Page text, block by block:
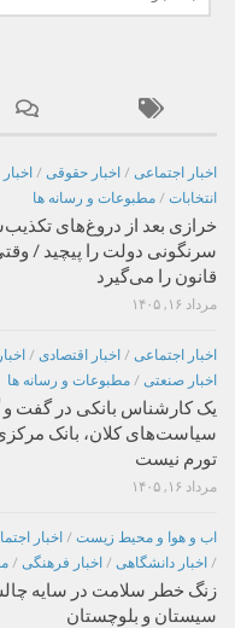
برای:
اخبار اجتماعی / اخبار حقوقی /
انتخابات / مطبوعات و رسانه ها
خرازی بعد از دروغ‌های
سرنگونی دولت را پیچید /
قانون را می‌گیرد
مرداد ۱۶, ۱۴۰۵
اخبار اجتماعی / اخبار اقتصادی /
اخبار صنعتی / مطبوعات و رسانه ها
یک کارشناس بانکی در گفت و
سیاست‌های کلان، بانک مرکزی
تورم نیست
مرداد ۱۶, ۱۴۰۵
اب و هوا و محیط زیست / اخبار
/ اخبار دانشگاهی / اخبار فرهنگی /
زنگ خطر سلامت در سایه
سیستان و بلوچستان